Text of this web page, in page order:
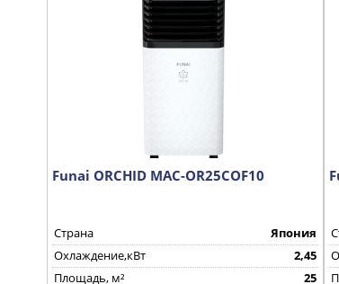
Funai ORCHID MAC-OR25COF10
Страна
Япония
Охлаждение,кВт
2,45
Площадь, м²
25